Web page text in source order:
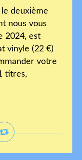
deuxième
nous vous
2024, est
vinyle (22 €)
votre
titres,